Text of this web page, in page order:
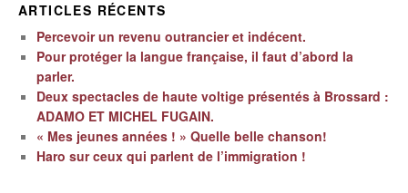
ARTICLES RÉCENTS
Percevoir un revenu outrancier et indécent.
Pour protéger la langue française, il faut d’abord la
parler.
Deux spectacles de haute voltige présentés à Brossard :
ADAMO ET MICHEL FUGAIN.
« Mes jeunes années ! » Quelle belle chanson!
Haro sur ceux qui parlent de l’immigration !